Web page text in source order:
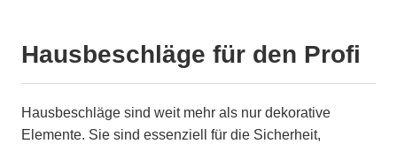
Hausbeschläge für den Profi
Hausbeschläge sind weit mehr als nur dekorative
Elemente. Sie sind essenziell für die Sicherheit,